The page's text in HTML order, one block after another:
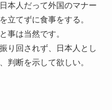
本人だって外国のマナー
立てずに食事をする。
事は当然です。
り回されず、日本人とし
判断を示して欲しい。